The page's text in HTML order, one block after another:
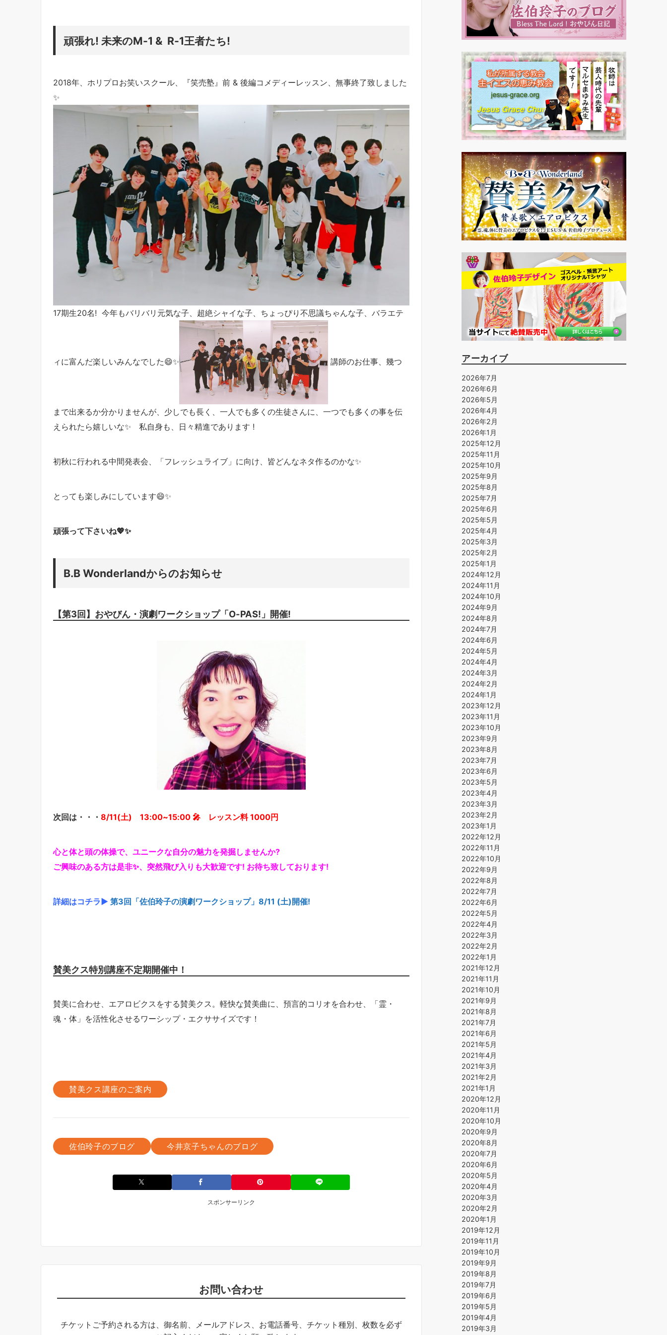
頑張れ! 未来のM-1 & R-1王者たち!
2018年、ホリプロお笑いスクール、『笑売塾』前 & 後編コメディーレッスン、無事終了致しました
✨
17期生20名! 今年もバリバリ元気な子、超絶シャイな子、ちょっぴり不思議ちゃんな子、バラエテ
ィに富んだ楽しいみんなでした😄✨ 講師のお仕事、幾つ
まで出来るか分かりませんが、少しでも長く、一人でも多くの生徒さんに、一つでも多くの事を伝
えられたら嬉しいな✨ 私自身も、日々精進であります !
初秋に行われる中間発表会、「フレッシュライブ」に向け、皆どんなネタ作るのかな✨
とっても楽しみにしています😄✨
頑張って下さいね💖✨
B.B Wonderlandからのお知らせ
【第3回】おやびん・演劇ワークショップ「O-PAS!」開催!
次回は・・・ 8/11(土) 13:00~15:00 🎤 レッスン料 1000円
心と体と頭の体操で、ユニークな自分の魅力を発掘しませんか?
ご興味のある方は是非✨、突然飛び入りも大歓迎です! お待ち致しております!
詳細はコチラ▶ 第3回「佐伯玲子の演劇ワークショップ」8/11 (土)開催!
賛美クス特別講座不定期開催中！
賛美に合わせ、エアロビクスをする賛美クス。軽快な賛美曲に、預言的コリオを合わせ、「霊・
魂・体」を活性化させるワーシップ・エクササイズです！
賛美クス講座のご案内
佐伯玲子のブログ 今井京子ちゃんのブログ
スポンサーリンク
お問い合わせ
チケットご予約される方は、御名前、メールアドレス、お電話番号、チケット種別、枚数を必ず
アーカイブ
2026年7月
2026年6月
2026年5月
2026年4月
2026年2月
2026年1月
2025年12月
2025年11月
2025年10月
2025年9月
2025年8月
2025年7月
2025年6月
2025年5月
2025年4月
2025年3月
2025年2月
2025年1月
2024年12月
2024年11月
2024年10月
2024年9月
2024年8月
2024年7月
2024年6月
2024年5月
2024年4月
2024年3月
2024年2月
2024年1月
2023年12月
2023年11月
2023年10月
2023年9月
2023年8月
2023年7月
2023年6月
2023年5月
2023年4月
2023年3月
2023年2月
2023年1月
2022年12月
2022年11月
2022年10月
2022年9月
2022年8月
2022年7月
2022年6月
2022年5月
2022年4月
2022年3月
2022年2月
2022年1月
2021年12月
2021年11月
2021年10月
2021年9月
2021年8月
2021年7月
2021年6月
2021年5月
2021年4月
2021年3月
2021年2月
2021年1月
2020年12月
2020年11月
2020年10月
2020年9月
2020年8月
2020年7月
2020年6月
2020年5月
2020年4月
2020年3月
2020年2月
2020年1月
2019年12月
2019年11月
2019年10月
2019年9月
2019年8月
2019年7月
2019年6月
2019年5月
2019年4月
2019年3月